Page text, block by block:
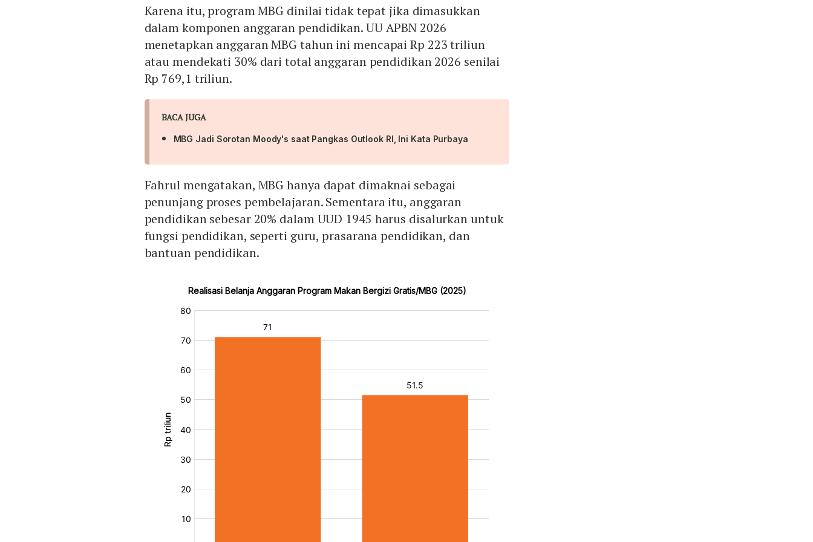
Karena itu, program MBG dinilai tidak tepat jika dimasukkan
dalam komponen anggaran pendidikan. UU APBN 2026
menetapkan anggaran MBG tahun ini mencapai Rp 223 triliun
atau mendekati 30% dari total anggaran pendidikan 2026 senilai
Rp 769,1 triliun.
BACA JUGA
MBG Jadi Sorotan Moody's saat Pangkas Outlook RI, Ini Kata Purbaya
Fahrul mengatakan, MBG hanya dapat dimaknai sebagai
penunjang proses pembelajaran. Sementara itu, anggaran
pendidikan sebesar 20% dalam UUD 1945 harus disalurkan untuk
fungsi pendidikan, seperti guru, prasarana pendidikan, dan
bantuan pendidikan.